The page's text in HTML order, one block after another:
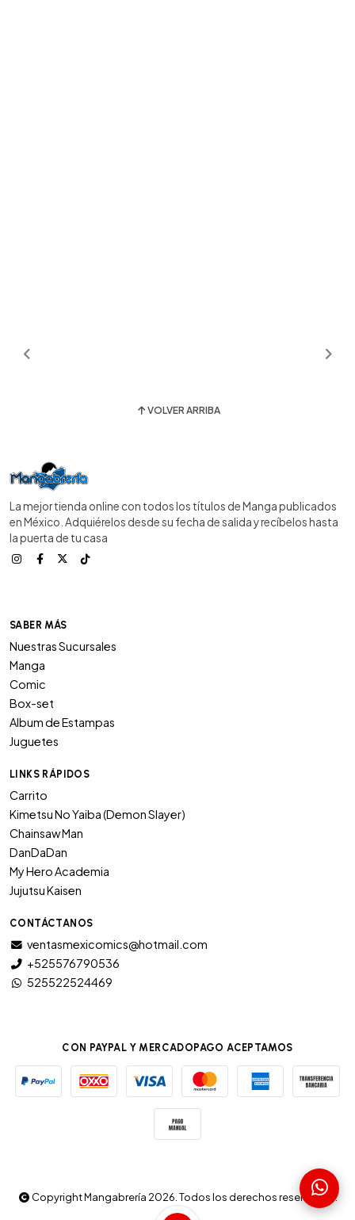
VOLVER ARRIBA
La mejor tienda online con todos los títulos de Manga publicados
en México. Adquiérelos desde su fecha de salida y recíbelos hasta
la puerta de tu casa
SABER MÁS
Nuestras Sucursales
Manga
Comic
Box-set
Album de Estampas
Juguetes
LINKS RÁPIDOS
Carrito
Kimetsu No Yaiba (Demon Slayer)
Chainsaw Man
DanDaDan
My Hero Academia
Jujutsu Kaisen
CONTÁCTANOS
ventasmexicomics@hotmail.com
+525576790536
525522524469
CON PAYPAL Y MERCADOPAGO ACEPTAMOS
Copyright Mangabrería 2026. Todos los derechos reservados.